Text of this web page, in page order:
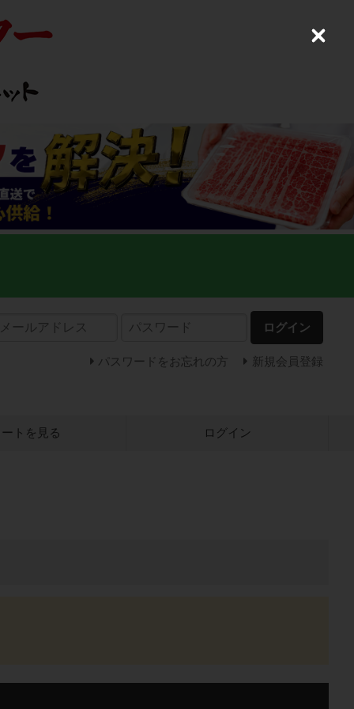
ログイン
パスワードをお忘れの方 新規会員登録
ートを見る ログイン
C